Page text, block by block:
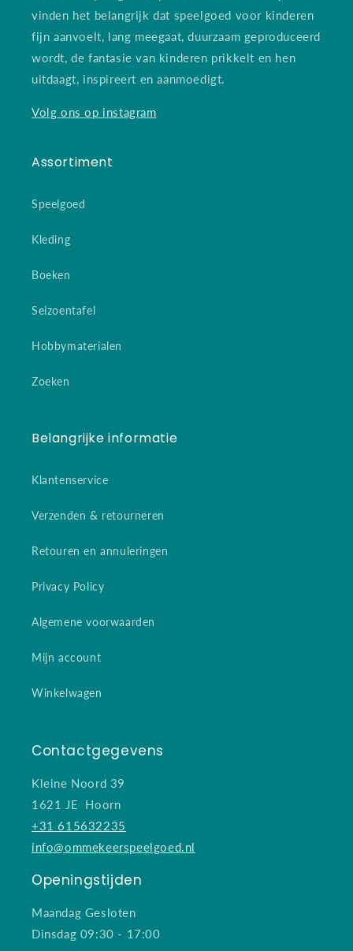
vinden het belangrijk dat speelgoed voor kinderen
fijn aanvoelt, lang meegaat, duurzaam geproduceerd
wordt, de fantasie van kinderen prikkelt en hen
uitdaagt, inspireert en aanmoedigt.
Volg ons op instagram
Assortiment
Speelgoed
Kleding
Boeken
Seizoentafel
Hobbymaterialen
Zoeken
Belangrijke informatie
Klantenservice
Verzenden & retourneren
Retouren en annuleringen
Privacy Policy
Algemene voorwaarden
Mijn account
Winkelwagen
Contactgegevens
Kleine Noord 39
1621 JE Hoorn
+31 615632235
info@ommekeerspeelgoed.nl
Openingstijden
Maandag Gesloten
Dinsdag 09:30 - 17:00